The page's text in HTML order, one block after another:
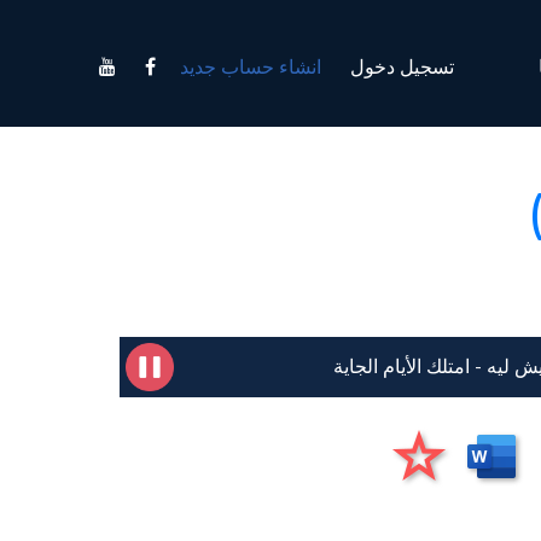
تسجيل دخول انشاء حساب جديد
ليه - امتلك الأيام الجاية